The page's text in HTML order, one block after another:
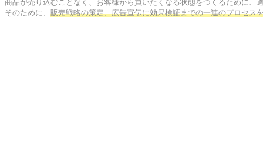
商品が売り込むことなく、お客様から買いたくなる状態をつくるために
そのために、 販売戦略の策定、広告宣伝に効果検証までの一連のプロセス